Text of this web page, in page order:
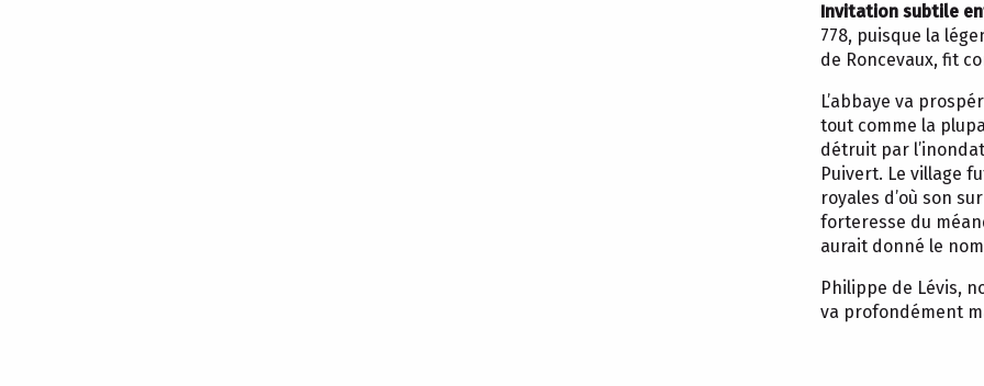
Invitation subtile
778, puisque la
de Roncevaux, fit
L’abbaye va
tout comme la
détruit par
Puivert. Le village
royales d’où son
forteresse du
aurait donné le
Philippe de Lévis,
va profondément